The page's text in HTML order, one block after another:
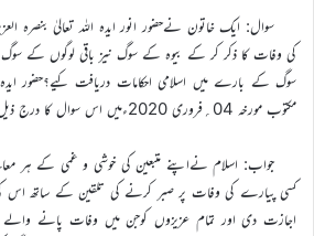
سوال: ایک خاتون نےحضور انور ایدہ اللہ تعالیٰ بنصرہ
کی وفات کا ذکر کر کے بیوہ کے سوگ نیز باقی لوگوں کے
سوگ کے بارے میں اسلامی احکامات دریافت کیے؟حضور ایدہ
مکتوب مورخہ 04؍فروری 2020ءمیں اس سوال کا درج ذیل جواب عطا فرمایا:
جواب: اسلام نےاپنے متبعین کی خوشی و غمی کے ہر
کسی پیارے کی وفات پر صبر کرنے کی تلقین کے ساتھ اس
اجازت دی اور تمام عزیزوں کوجن میں وفات پانے والے